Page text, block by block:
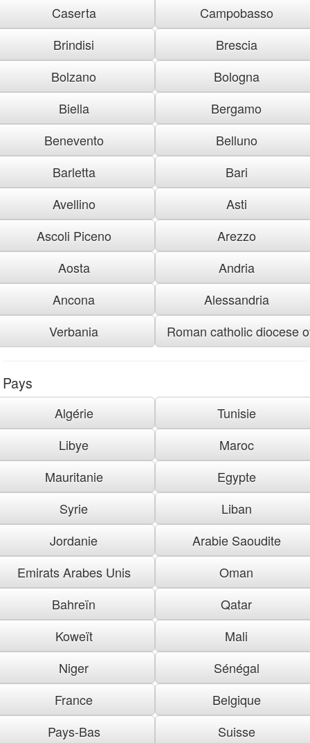
Caserta
Campobasso
Brindisi
Brescia
Bolzano
Bologna
Biella
Bergamo
Benevento
Belluno
Barletta
Bari
Avellino
Asti
Ascoli Piceno
Arezzo
Aosta
Andria
Ancona
Alessandria
Verbania
Roman catholic diocese
Pays
Algérie
Tunisie
Libye
Maroc
Mauritanie
Egypte
Syrie
Liban
Jordanie
Arabie Saoudite
Emirats Arabes Unis
Oman
Bahreïn
Qatar
Koweït
Mali
Niger
Sénégal
France
Belgique
Pays-Bas
Suisse